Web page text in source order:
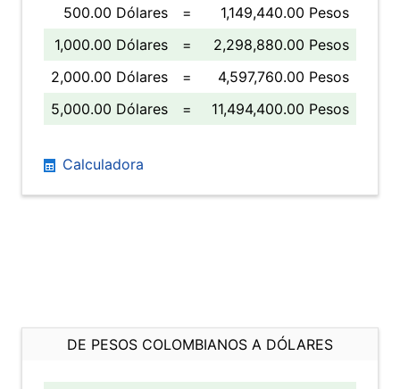
500.00 Dólares
=
1,149,440.00 Pesos
1,000.00 Dólares
=
2,298,880.00 Pesos
2,000.00 Dólares
=
4,597,760.00 Pesos
5,000.00 Dólares
= 11,494,400.00 Pesos
Calculadora
DE PESOS COLOMBIANOS A DÓLARES